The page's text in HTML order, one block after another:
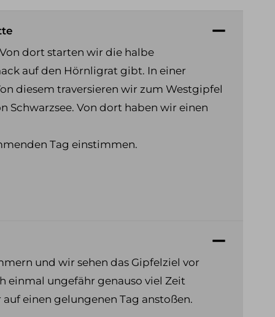
dort starten wir die halbe
auf den Hörnligrat gibt. In einer
diesem traversieren wir zum Westgipfel
Schwarzsee. Von dort haben wir einen
Tag einstimmen.
und wir sehen das Gipfelziel vor
einmal ungefähr genauso viel Zeit
einen gelungenen Tag anstoßen.